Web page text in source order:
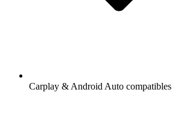
Carplay & Android Auto compatibles